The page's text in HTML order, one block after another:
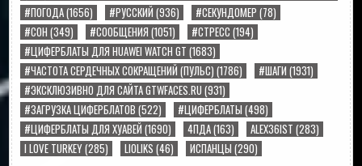
#ПОГОДА(1656) #РУССКИЙ (936) #СЕКУНДОМЕР (78)
#СОН (349) #СООБЩЕНИЯ (1051) #СТРЕСС (194)
#ЦИФЕРБЛАТЫ ДЛЯ HUAWEI WATCH GT (1683)
#ЧАСТОТА СЕРДЕЧНЫХ СОКРАЩЕНИЙ (ПУЛЬС) (1786) #ШАГИ (1931)
#ЭКСКЛЮЗИВНО ДЛЯ САЙТА GTWFACES.RU (931)
#ЗАГРУЗКА ЦИФЕРБЛАТОВ (522) #ЦИФЕРБЛАТЫ (498)
#ЦИФЕРБЛАТЫ ДЛЯ ХУАВЕЙ (1690) 4ПДА(163) ALEX36IST (283)
I LOVE TURKEY(285) LIOLIKS (46) ИСПАНЦЫ (290)